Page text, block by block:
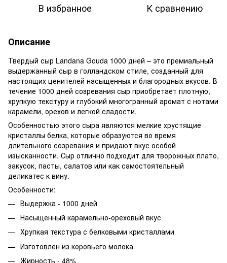
В избранное К сравнению
Описание
Твердый сыр Landana Gouda 1000 дней – это премиальный
выдержанный сыр в голландском стиле, созданный для
настоящих ценителей насыщенных и благородных вкусов. В
течение 1000 дней созревания сыр приобретает плотную,
хрупкую текстуру и глубокий многогранный аромат с нотами
карамели, орехов и легкой сладости.
Особенностью этого сыра являются мелкие хрустящие
кристаллы белка, которые образуются во время
длительного созревания и придают вкус особой
изысканности. Сыр отлично подходит для творожных плато,
закусок, пасты, салатов или как самостоятельный
деликатес к вину.
Особенности:
Выдержка - 1000 дней
Насыщенный карамельно-ореховый вкус
Хрупкая текстура с белковыми кристаллами
Изготовлен из коровьего молока
Жирность - 48%